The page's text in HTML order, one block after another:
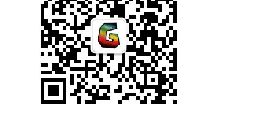
扫码关注公众号
SOOGIF动图